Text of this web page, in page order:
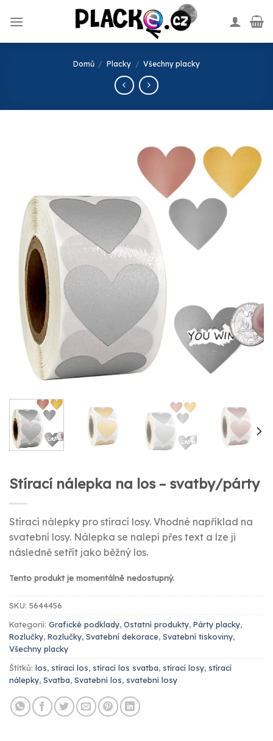
Domů / Placky / Všechny placky
Stírací nálepka na los – svatby/párty
Stírací nálepky pro stírací losy. Vhodné například na
svatební losy. Nálepka se nalepí přes text a lze ji
následně setřít jako běžný los.
Tento produkt je momentálně nedostupný.
SKU: 5644456
Kategorií: Grafické podklady, Ostatní produkty, Párty placky,
Rozlučky, Rozlučky, Svatební dekorace, Svatební tiskoviny,
Všechny placky
Štítků: los, stírací los, stírací los svatba, stírací losy, stírací
nálepky, Svatba, Svatební los, svatební losy